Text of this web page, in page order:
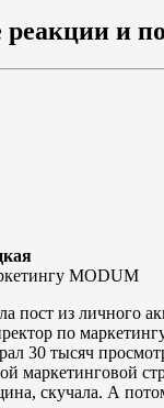
и
MODUM
пост из личного
по
30 тысяч
маркетинговой
скучала. А